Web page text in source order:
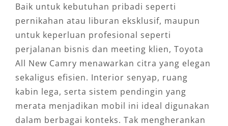
Baik untuk kebutuhan pribadi seperti
pernikahan atau liburan eksklusif, maupun
untuk keperluan profesional seperti
perjalanan bisnis dan meeting klien, Toyota
All New Camry menawarkan citra yang elegan
sekaligus efisien. Interior senyap, ruang
kabin lega, serta sistem pendingin yang
merata menjadikan mobil ini ideal digunakan
dalam berbagai konteks. Tak mengherankan